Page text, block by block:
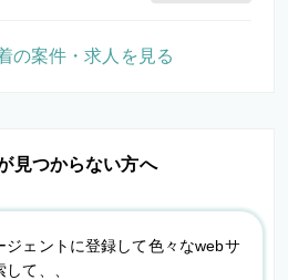
見つからない方へ
ジェントに登録して色々なwebサ
て、、
の案件・求人を見る